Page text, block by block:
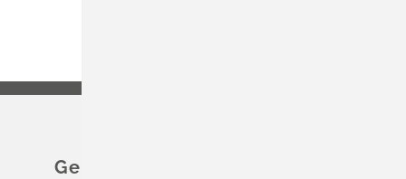
Gemeinde Schliengen